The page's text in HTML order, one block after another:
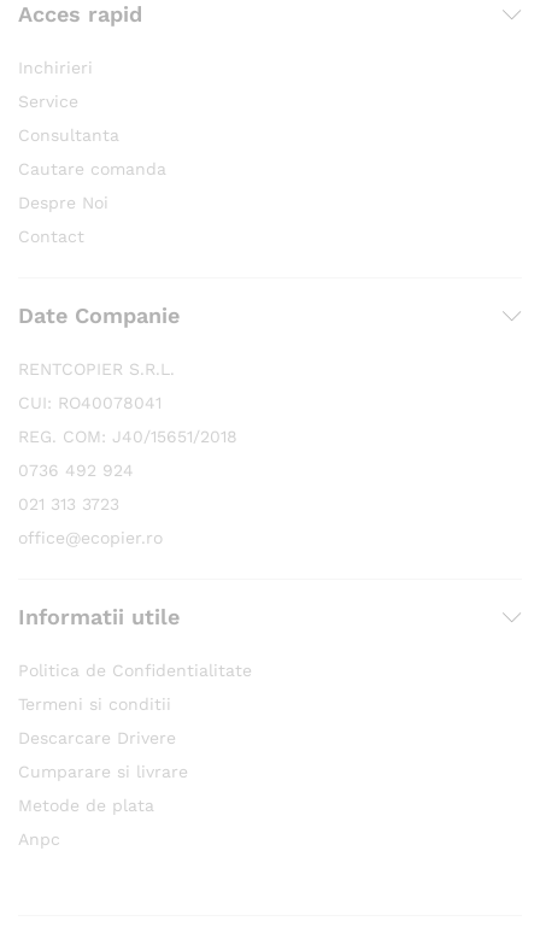
Acces rapid
Inchirieri
Service
Consultanta
Cautare comanda
Despre Noi
Contact
Date Companie
RENTCOPIER S.R.L.
CUI: RO40078041
REG. COM: J40/15651/2018
0736 492 924
021 313 3723
office@ecopier.ro
Informatii utile
Politica de Confidentialitate
Termeni si conditii
Descarcare Drivere
Cumparare si livrare
Metode de plata
Anpc